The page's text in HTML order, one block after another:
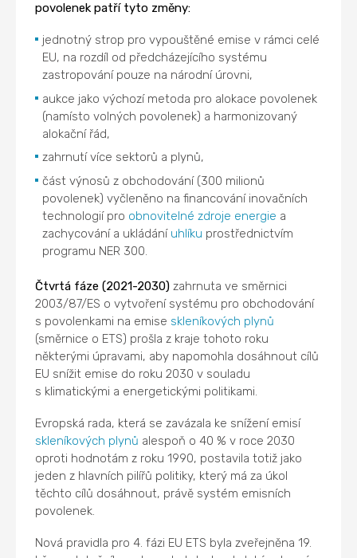
povolenek patří tyto změny:
jednotný strop pro vypouštěné emise v rámci celé
EU, na rozdíl od předcházejícího systému
zastropování pouze na národní úrovni,
aukce jako výchozí metoda pro alokace povolenek
(namísto volných povolenek) a harmonizovaný
alokační řád,
zahrnutí více sektorů a plynů,
část výnosů z obchodování (300 milionů
povolenek) vyčleněno na financování inovačních
technologií pro obnovitelné zdroje energie a
zachycování a ukládání uhlíku prostřednictvím
programu NER 300.
Čtvrtá fáze (2021-2030) zahrnuta ve směrnici
2003/87/ES o vytvoření systému pro obchodování
s povolenkami na emise skleníkových plynů
(směrnice o ETS) prošla z kraje tohoto roku
některými úpravami, aby napomohla dosáhnout cílů
EU snížit emise do roku 2030 v souladu
s klimatickými a energetickými politikami.
Evropská rada, která se zavázala ke snížení emisí
skleníkových plynů alespoň o 40 % v roce 2030
oproti hodnotám z roku 1990, postavila totiž jako
jeden z hlavních pilířů politiky, který má za úkol
těchto cílů dosáhnout, právě systém emisních
povolenek.
Nová pravidla pro 4. fázi EU ETS byla zveřejněna 19.